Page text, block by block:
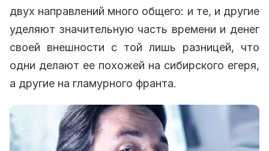
двух направлений много общего: и те, и другие
уделяют значительную часть времени и денег
своей внешности с той лишь разницей, что
одни делают ее похожей на сибирского егеря,
а другие на гламурного франта.